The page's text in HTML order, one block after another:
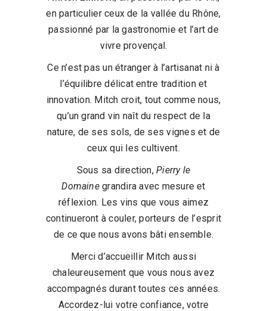
en particulier ceux de la vallée du Rhône,
passionné par la gastronomie et l’art de
vivre provençal.
Ce n’est pas un étranger à l’artisanat ni à
l’équilibre délicat entre tradition et
innovation. Mitch croit, tout comme nous,
qu’un grand vin naît du respect de la
nature, de ses sols, de ses vignes et de
ceux qui les cultivent.
Sous sa direction,Pierry le
Domainegrandira avec mesure et
réflexion. Les vins que vous aimez
continueront à couler, porteurs de l’esprit
de ce que nous avons bâti ensemble.
Merci d’accueillir Mitch aussi
chaleureusement que vous nous avez
accompagnés durant toutes ces années.
Accordez-lui votre confiance, votre